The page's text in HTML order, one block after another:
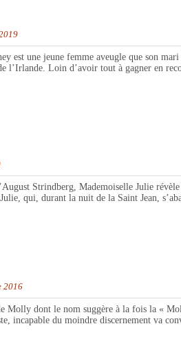
une jeune femme aveugle que son
l’Irlande. Loin d’avoir tout à gagner en
Strindberg, Mademoiselle Julie
qui, durant la nuit de la Saint Jean,
2016
dont le nom suggère à la fois la «
incapable du moindre discernement va